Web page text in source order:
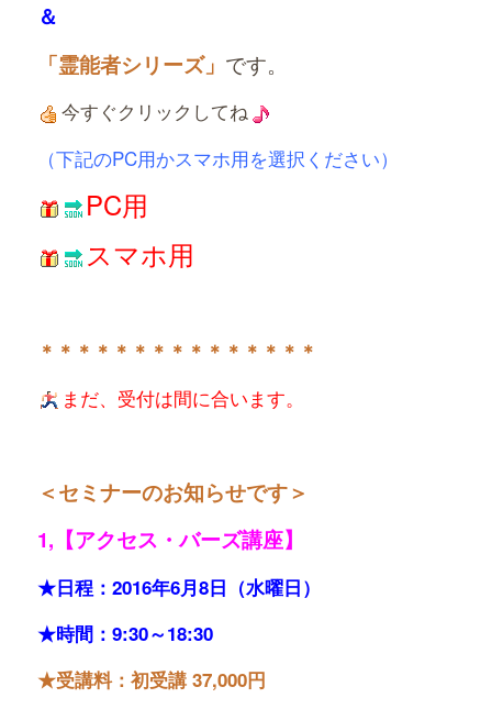
＆
「霊能者シリーズ」 です。
今すぐクリックしてね
（下記のPC用かスマホ用を選択ください）
PC用
スマホ用
＊＊＊＊＊＊＊＊＊＊＊＊＊＊＊
まだ、受付は間に合います。
＜セミナーのお知らせです＞
1,【アクセス・バーズ講座】
★日程：2016年6月8日（水曜日）
★時間：9:30～18:30
★受講料：初受講 37,000円